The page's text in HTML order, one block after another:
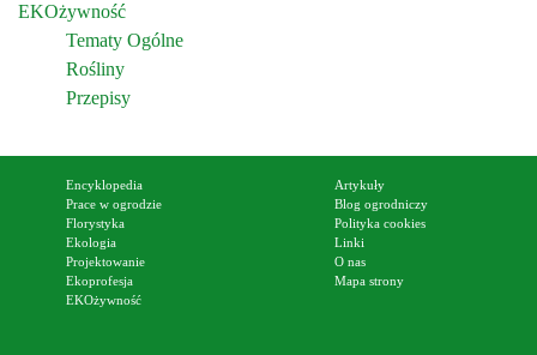
EKOżywność
Tematy Ogólne
Rośliny
Przepisy
Encyklopedia
Prace w ogrodzie
Florystyka
Ekologia
Projektowanie
Ekoprofesja
EKOżywność
Artykuły
Blog ogrodniczy
Polityka cookies
Linki
O nas
Mapa strony